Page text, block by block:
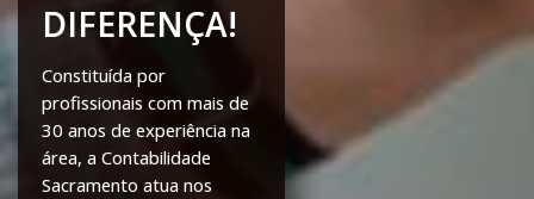
DIFERENÇA!
Constituída por
profissionais com mais de
30 anos de experiência na
área, a Contabilidade
Sacramento atua nos